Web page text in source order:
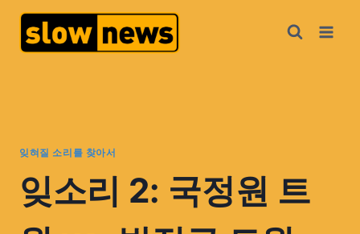
잊혀질 소리를 찾아서
잊소리 2: 국정원 트